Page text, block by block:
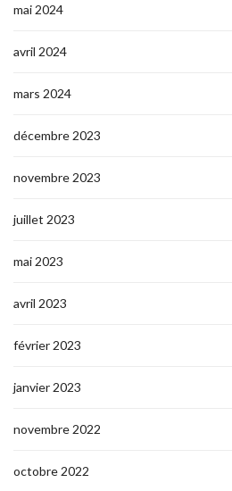
mai 2024
avril 2024
mars 2024
décembre 2023
novembre 2023
juillet 2023
mai 2023
avril 2023
février 2023
janvier 2023
novembre 2022
octobre 2022